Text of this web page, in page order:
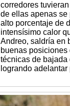
corredores
de ellas apenas
alto porcentaje de
intensísimo calor
Andreo, saldría en
buenas
técnicas de bajada
logrando